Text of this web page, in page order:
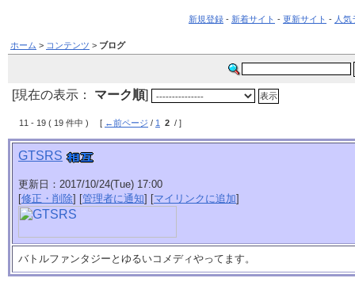
新規登録 - 新着サイト - 更新サイト - 人
ホーム > コンテンツ > ブログ
[現在の表示： マーク順]
11 - 19 ( 19 件中 ) [ ←前ページ / 1 2 / ]
GTSRS
更新日：2017/10/24(Tue) 17:00
[修正・削除] [管理者に通知] [マイリンクに追加]
バトルファンタジーとゆるいコメディやってます。